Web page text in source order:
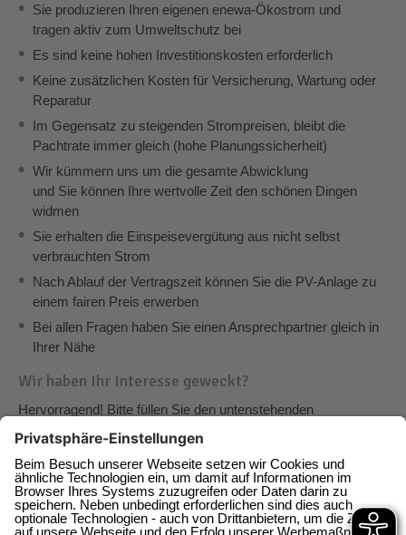
Sie produzieren Ihren eigenen enewa-Ökostrom und
tragen aktiv zum Umweltschutz bei
Es sind keine hohen Investitionskosten erforderlich
Keine zusätzlichen Kosten für Versicherung, Wartung oder
Reparatur
Im Gegensatz zu steigenden Strompreisen, bleibt die
Pachtrate immer gleich (hohe Planungssicherheit)
Wir kümmern uns um die gesamte Abwicklung
und Sie können Ihre wertvolle Zeit den schönen Dingen
widmen
Sie erhalten die Einspeisevergütung aus nicht selbst
verbrauchten Strom
Nach Ablauf der Vertragszeit können Sie die PV-Anlage zu
einem fairen Preis erwerben
Bei allen Fragen haben Sie einen Ansprechpartner gleich in
Ihrer Nähe
Wir haben Ihr Interesse geweckt?
Hervorragend! Bitte füllen Sie den untenstehenden
Projekterfassungsbogen aus und senden Sie uns einige Bilder
von der Außenansicht Ihres Hauses, sowie ein Foto von Ihrem
geöffneten Zählerschrank per E-Mail aninfo(at)enewa.de
Wir werden Ihnen nach Erhalt dieser Informationen ein
entsprechendes Angebot zukommen lassen.